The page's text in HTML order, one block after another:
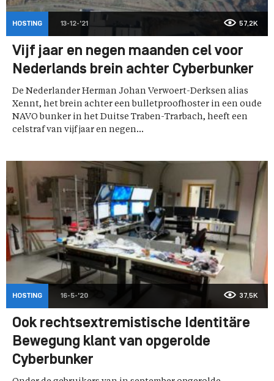
HOSTING 13-12-'21 57,2K
Vijf jaar en negen maanden cel voor
Nederlands brein achter Cyberbunker
De Nederlander Herman Johan Verwoert-Derksen alias
Xennt, het brein achter een bulletproofhoster in een oude
NAVO bunker in het Duitse Traben-Trarbach, heeft een
celstraf van vijf jaar en negen...
HOSTING 16-5-'20 37,5K
Ook rechtsextremistische Identitäre
Bewegung klant van opgerolde
Cyberbunker